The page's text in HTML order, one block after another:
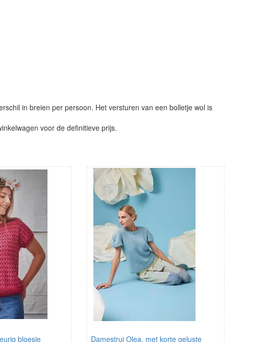
in breien per persoon. Het versturen van een bolletje wol is
voor de definitieve prijs.
bloesje
Damestrui Olea, met korte geluste